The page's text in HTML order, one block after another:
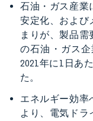
石油・ガス産業
安定化、および
まりが、製品
の石油・ガス
2021年に1日あ
た。
エネルギー効率
より、電気ドラ